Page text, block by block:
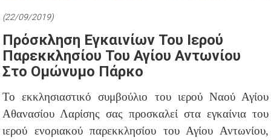
(22/09/2019)
Πρόσκληση Εγκαινίων Του Ιερού
Παρεκκλησίου Του Αγίου Αντωνίου
Στο Ομώνυμο Πάρκο
Το εκκλησιαστικό συμβούλιο του ιερού Ναού Αγίου
Αθανασίου Λαρίσης σας προσκαλεί στα εγκαίνια του
ιερού ενοριακού παρεκκλησίου του Αγίου Αντωνίου,